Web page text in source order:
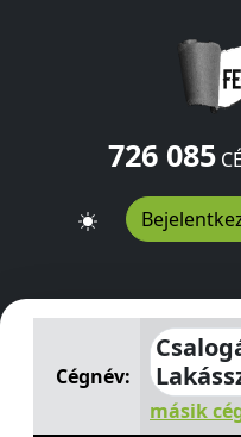
726 085
Csalogány u 14-18
Cégnév:
másik